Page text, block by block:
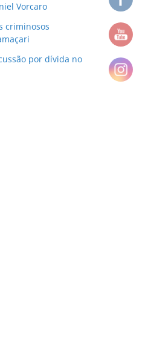
Vorcaro
criminosos
por dívida no